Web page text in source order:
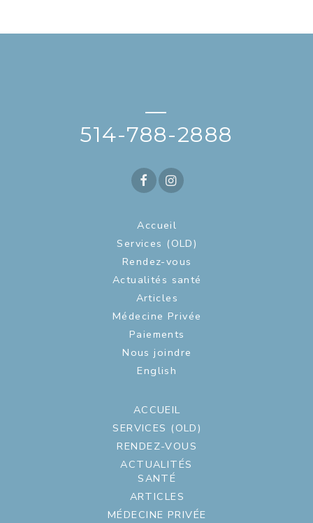
—
514-788-2888
Accueil
Services (OLD)
Rendez-vous
Actualités santé
Articles
Médecine Privée
Paiements
Nous joindre
English
ACCUEIL
SERVICES (OLD)
RENDEZ-VOUS
ACTUALITÉS
SANTÉ
ARTICLES
MÉDECINE PRIVÉE